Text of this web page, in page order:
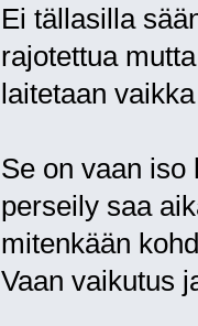
Ei tällasilla
rajotettua
laitetaan
Se on vaan iso
perseily saa
mitenkään
Vaan vaikutus